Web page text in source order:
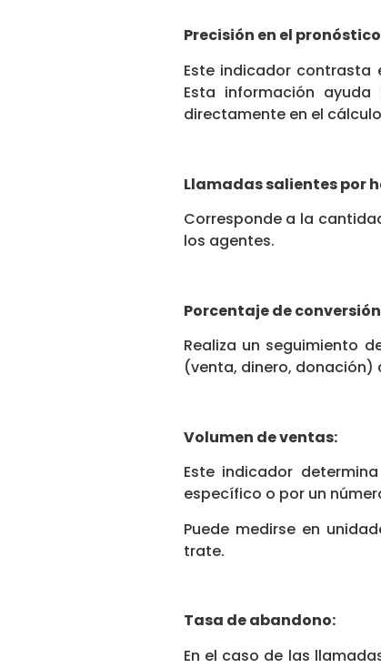
Precisión en el
Este indicador contrasta
Esta información
directamente en el
Llamadas salientes por
Corresponde a la
los agentes.
Porcentaje de
Realiza un seguimiento
(venta, dinero, donación)
Volumen de ventas:
Este indicador
específico o por un
Puede medirse en
trate.
Tasa de abandono:
En el caso de las